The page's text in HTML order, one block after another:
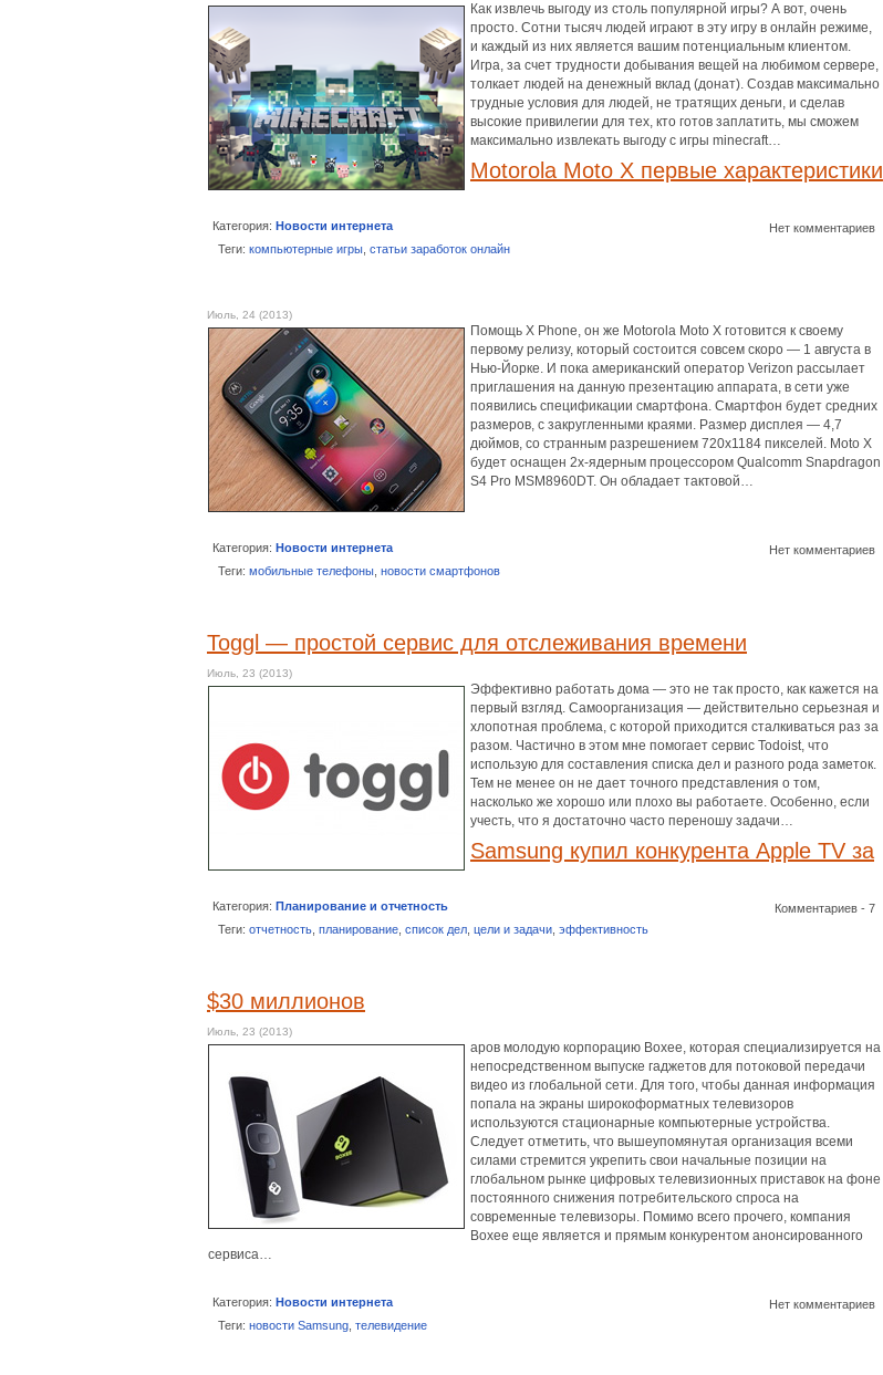
Как извлечь выгоду из столь популярной игры? А вот, очень
просто. Сотни тысяч людей играют в эту игру в онлайн режиме,
и каждый из них является вашим потенциальным клиентом.
Игра, за счет трудности добывания вещей на любимом сервере,
толкает людей на денежный вклад (донат). Создав максимально
трудные условия для людей, не тратящих деньги, и сделав
высокие привилегии для тех, кто готов заплатить, мы сможем
максимально извлекать выгоду с игры minecraft…
Категория: Новости интернета
Нет комментариев
Теги: компьютерные игры статьи заработок онлайн
Motorola Moto X первые характеристики
Июль, 24 (2013)
Помощь X Phone, он же Motorola Moto X готовится к своему
первому релизу, который состоится совсем скоро — 1 августа в
Нью-Йорке. И пока американский оператор Verizon рассылает
приглашения на данную презентацию аппарата, в сети уже
появились спецификации смартфона. Смартфон будет средних
размеров, с закругленными краями. Размер дисплея — 4,7
дюймов, со странным разрешением 720х1184 пикселей. Moto X
будет оснащен 2х-ядерным процессором Qualcomm Snapdragon
S4 Pro MSM8960DT. Он обладает тактовой…
Категория: Новости интернета
Нет комментариев
Теги: мобильные телефоны новости смартфонов
Toggl — простой сервис для отслеживания времени
Июль, 23 (2013)
Эффективно работать дома — это не так просто, как кажется на
первый взгляд. Самоорганизация — действительно серьезная и
хлопотная проблема, с которой приходится сталкиваться раз за
разом. Частично в этом мне помогает сервис Todoist, что
использую для составления списка дел и разного рода заметок.
Тем не менее он не дает точного представления о том,
насколько же хорошо или плохо вы работаете. Особенно, если
учесть, что я достаточно часто переношу задачи…
Категория: Планирование и отчетность
Комментариев - 7
Теги: отчетность планирование список дел цели и задачи эффективность
Samsung купил конкурента Apple TV за
$30 миллионов
Июль, 23 (2013)
аров молодую корпорацию Boxee, которая специализируется на
непосредственном выпуске гаджетов для потоковой передачи
видео из глобальной сети. Для того, чтобы данная информация
попала на экраны широкоформатных телевизоров
используются стационарные компьютерные устройства.
Следует отметить, что вышеупомянутая организация всеми
силами стремится укрепить свои начальные позиции на
глобальном рынке цифровых телевизионных приставок на фоне
постоянного снижения потребительского спроса на
современные телевизоры. Помимо всего прочего, компания
Boxee еще является и прямым конкурентом анонсированного
сервиса…
Категория: Новости интернета
Нет комментариев
Теги: новости Samsung телевидение